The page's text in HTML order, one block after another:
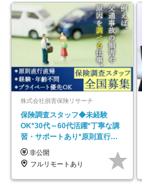
株式会社損害保険リサーチ
保険調査スタッフ◆未経験
OK*30代～60代活躍*丁寧な講
習・サポートあり*原則直行直
帰／全国募集・業務委託
非公開
フルリモートあり